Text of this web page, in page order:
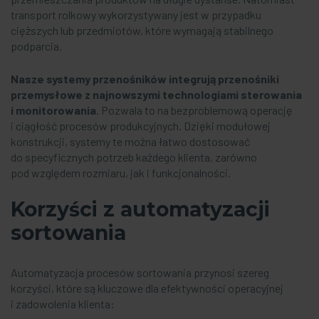
transport rolkowy wykorzystywany jest w przypadku
cięższych lub przedmiotów, które wymagają stabilnego
podparcia.
Nasze systemy przenośników integrują przenośniki
przemysłowe z najnowszymi technologiami sterowania
i monitorowania . Pozwala to na bezproblemową operację
i ciągłość procesów produkcyjnych. Dzięki modułowej
konstrukcji, systemy te można łatwo dostosować
do specyficznych potrzeb każdego klienta, zarówno
pod względem rozmiaru, jak i funkcjonalności.
Korzyści z automatyzacji
sortowania
Automatyzacja procesów sortowania przynosi szereg
korzyści, które są kluczowe dla efektywności operacyjnej
i zadowolenia klienta: